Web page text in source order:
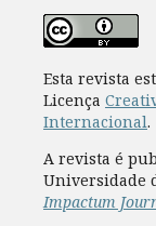
Esta revista
Licença
Internacional.
A revista é
Universidade
Impactum